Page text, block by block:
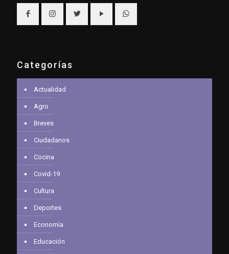
Categorías
Actualidad
Agro
Breves
Ciudadanos
Cocina
Covid-19
Cultura
Deportes
Economía
Educación